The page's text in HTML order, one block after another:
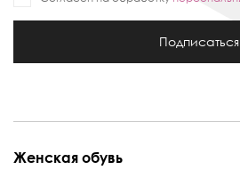
Подписаться
Женская обувь